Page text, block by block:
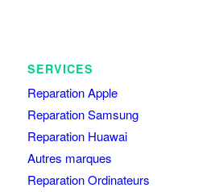
SERVICES
Reparation Apple
Reparation Samsung
Reparation Huawai
Autres marques
Reparation Ordinateurs